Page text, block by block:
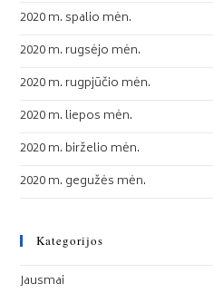
2020 m. spalio mėn.
2020 m. rugsėjo mėn.
2020 m. rugpjūčio mėn.
2020 m. liepos mėn.
2020 m. birželio mėn.
2020 m. gegužės mėn.
Kategorijos
Jausmai